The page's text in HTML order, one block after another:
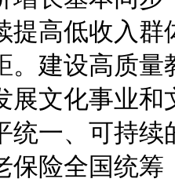
提高低收入
。建设高质
展文化事业
统一、可持
保险全国统